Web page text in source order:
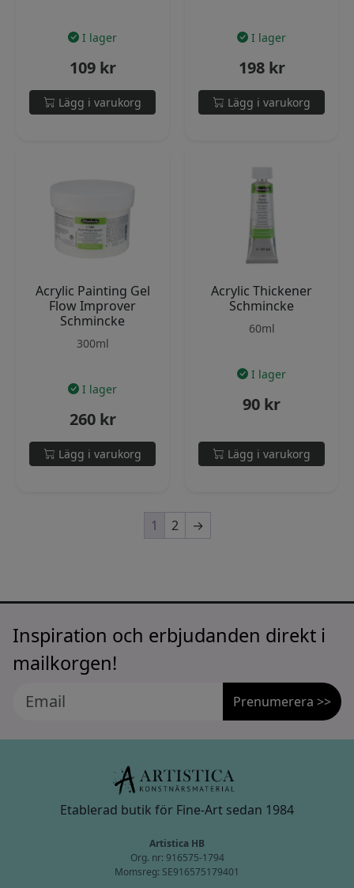
I lager
109 kr
Lägg i varukorg
I lager
198 kr
Lägg i varukorg
Acrylic Painting Gel
Flow Improver
Schmincke
300ml
I lager
260 kr
Lägg i varukorg
Acrylic Thickener
Schmincke
60ml
I lager
90 kr
Lägg i varukorg
1 2 →
Inspiration och erbjudanden direkt i
mailkorgen!
Prenumerera >>
Etablerad butik för Fine-Art sedan 1984
Artistica HB
Org. nr: 916575-1794
Momsreg: SE916575179401